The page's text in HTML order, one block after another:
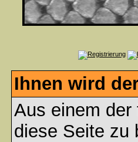
Ihnen wird
Aus einem der
diese Seite zu